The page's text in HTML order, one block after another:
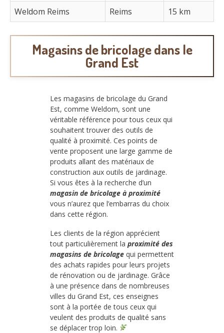
Weldom Reims
Reims 15 km
Magasins de bricolage dans le
Grand Est
Les magasins de bricolage du Grand
Est, comme Weldom, sont une
véritable référence pour tous ceux qui
souhaitent trouver des outils de
qualité à proximité. Ces points de
vente proposent une large gamme de
produits allant des matériaux de
construction aux outils de jardinage.
Si vous êtes à la recherche d’un
magasin de bricolage à proximité
vous n’aurez que l’embarras du choix
dans cette région.
Les clients de la région apprécient
tout particulièrement la proximité des
magasins de bricolage qui permettent
des achats rapides pour leurs projets
de rénovation ou de jardinage. Grâce
à une présence dans de nombreuses
villes du Grand Est, ces enseignes
sont à la portée de tous ceux qui
veulent des produits de qualité sans
se déplacer trop loin.